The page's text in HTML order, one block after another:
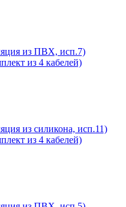
из ПВХ, исп.7)
из 4 кабелей)
из силикона, исп.11)
из 4 кабелей)